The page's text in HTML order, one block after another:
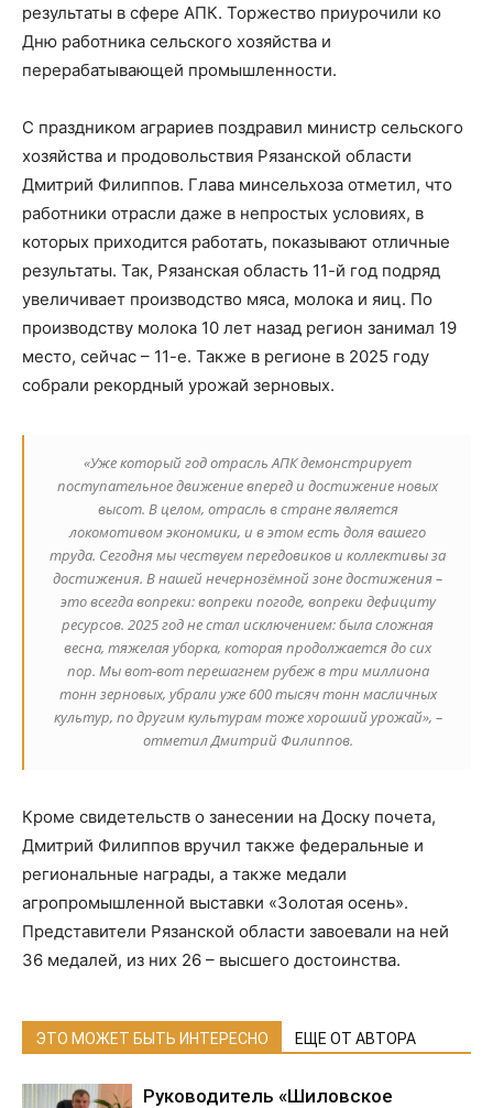
результаты в сфере АПК. Торжество приурочили ко
Дню работника сельского хозяйства и
перерабатывающей промышленности.
С праздником аграриев поздравил министр сельского
хозяйства и продовольствия Рязанской области
Дмитрий Филиппов. Глава минсельхоза отметил, что
работники отрасли даже в непростых условиях, в
которых приходится работать, показывают отличные
результаты. Так, Рязанская область 11-й год подряд
увеличивает производство мяса, молока и яиц. По
производству молока 10 лет назад регион занимал 19
место, сейчас – 11-е. Также в регионе в 2025 году
собрали рекордный урожай зерновых.
«Уже который год отрасль АПК демонстрирует
поступательное движение вперед и достижение новых
высот. В целом, отрасль в стране является
локомотивом экономики, и в этом есть доля вашего
труда. Сегодня мы чествуем передовиков и коллективы за
достижения. В нашей нечернозёмной зоне достижения –
это всегда вопреки: вопреки погоде, вопреки дефициту
ресурсов. 2025 год не стал исключением: была сложная
весна, тяжелая уборка, которая продолжается до сих
пор. Мы вот-вот перешагнем рубеж в три миллиона
тонн зерновых, убрали уже 600 тысяч тонн масличных
культур, по другим культурам тоже хороший урожай», –
отметил Дмитрий Филиппов.
Кроме свидетельств о занесении на Доску почета,
Дмитрий Филиппов вручил также федеральные и
региональные награды, а также медали
агропромышленной выставки «Золотая осень».
Представители Рязанской области завоевали на ней
36 медалей, из них 26 – высшего достоинства.
ЭТО МОЖЕТ БЫТЬ ИНТЕРЕСНО ЕЩЕ ОТ АВТОРА
Руководитель «Шиловское